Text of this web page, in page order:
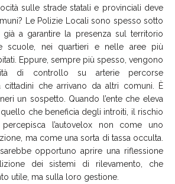
sulle strade statali e provinciali deve
Le Polizie Locali sono spesso sotto
a garantire la presenza sul territorio
scuole, nei quartieri e nelle aree più
Eppure, sempre più spesso, vengono
di controllo su arterie percorse
cittadini che arrivano da altri comuni. È
un sospetto. Quando l’ente che eleva
quello che beneficia degli introiti, il rischio
l’autovelox non come uno
ma come una sorta di tassa occulta.
opportuno aprire una riflessione
dei sistemi di rilevamento, che
utile, ma sulla loro gestione.